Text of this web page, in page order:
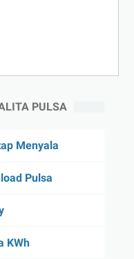
PULSA
Menyala
Pulsa
KWh